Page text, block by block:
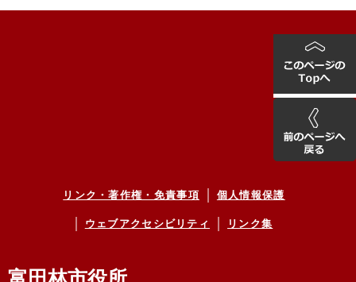
リンク・著作権・免責事項 個人情報保護
ウェブアクセシビリティ リンク集